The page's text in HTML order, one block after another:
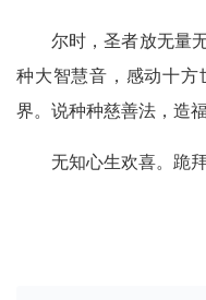
尔时，圣者放无量无
种大智慧音，感动十方
界。说种种慈善法，造
无知心生欢喜。跪拜